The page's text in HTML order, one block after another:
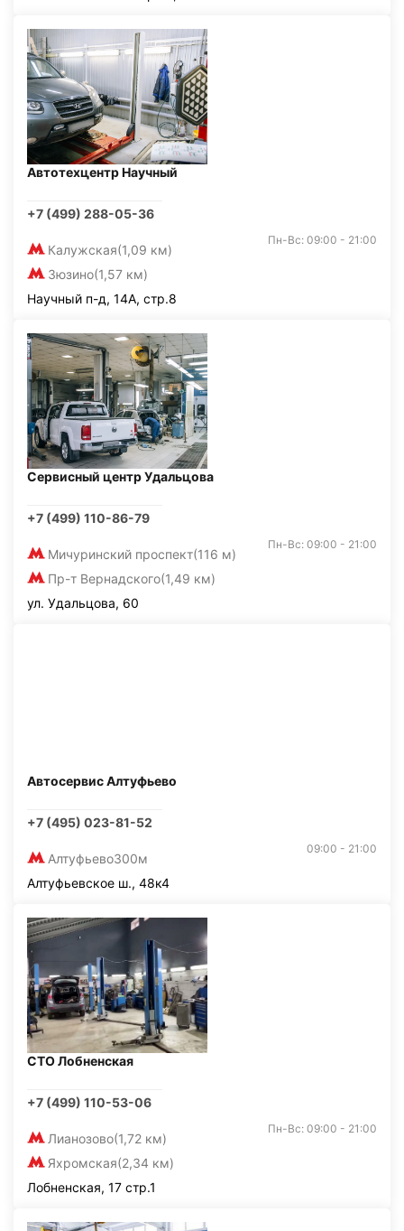
Автотехцентр Научный
+7 (499) 288-05-36
Калужская(1,09 км)
Зюзино(1,57 км)
Пн-Вс: 09:00 - 21:00
Научный п-д, 14А, стр.8
Сервисный центр Удальцова
+7 (499) 110-86-79
Мичуринский проспект(116 м)
Пр-т Вернадского(1,49 км)
Пн-Вс: 09:00 - 21:00
ул. Удальцова, 60
Автосервис Алтуфьево
+7 (495) 023-81-52
Алтуфьево300м
09:00 - 21:00
Алтуфьевское ш., 48к4
СТО Лобненская
+7 (499) 110-53-06
Лианозово(1,72 км)
Яхромская(2,34 км)
Пн-Вс: 09:00 - 21:00
Лобненская, 17 стр.1